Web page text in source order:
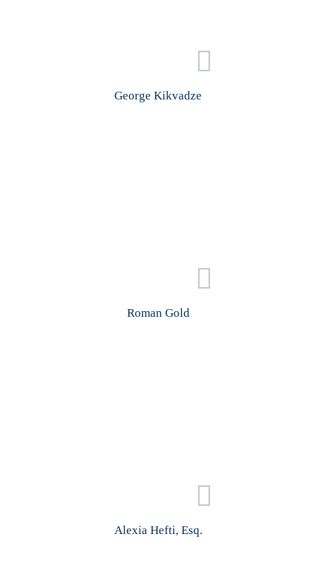
George Kikvadze
Roman Gold
Alexia Hefti, Esq.